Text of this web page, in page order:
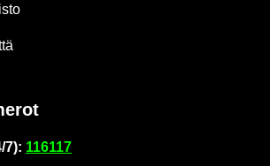
7): 116117